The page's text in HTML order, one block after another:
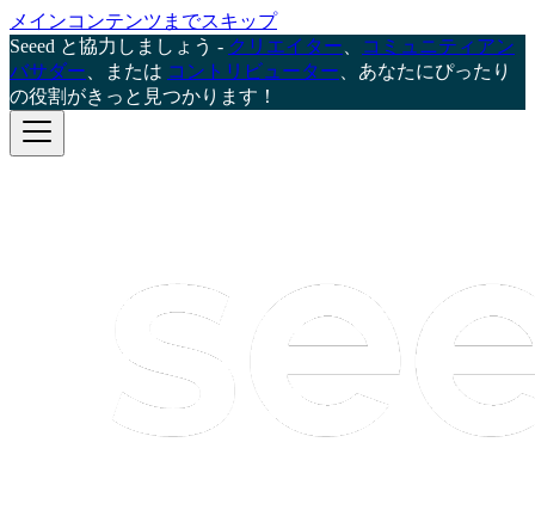
メインコンテンツまでスキップ
Seeed と協力しましょう - クリエイター
コミュニティアン
バサダー 、または コントリビューター 、あなたにぴったり
の役割がきっと見つかります！